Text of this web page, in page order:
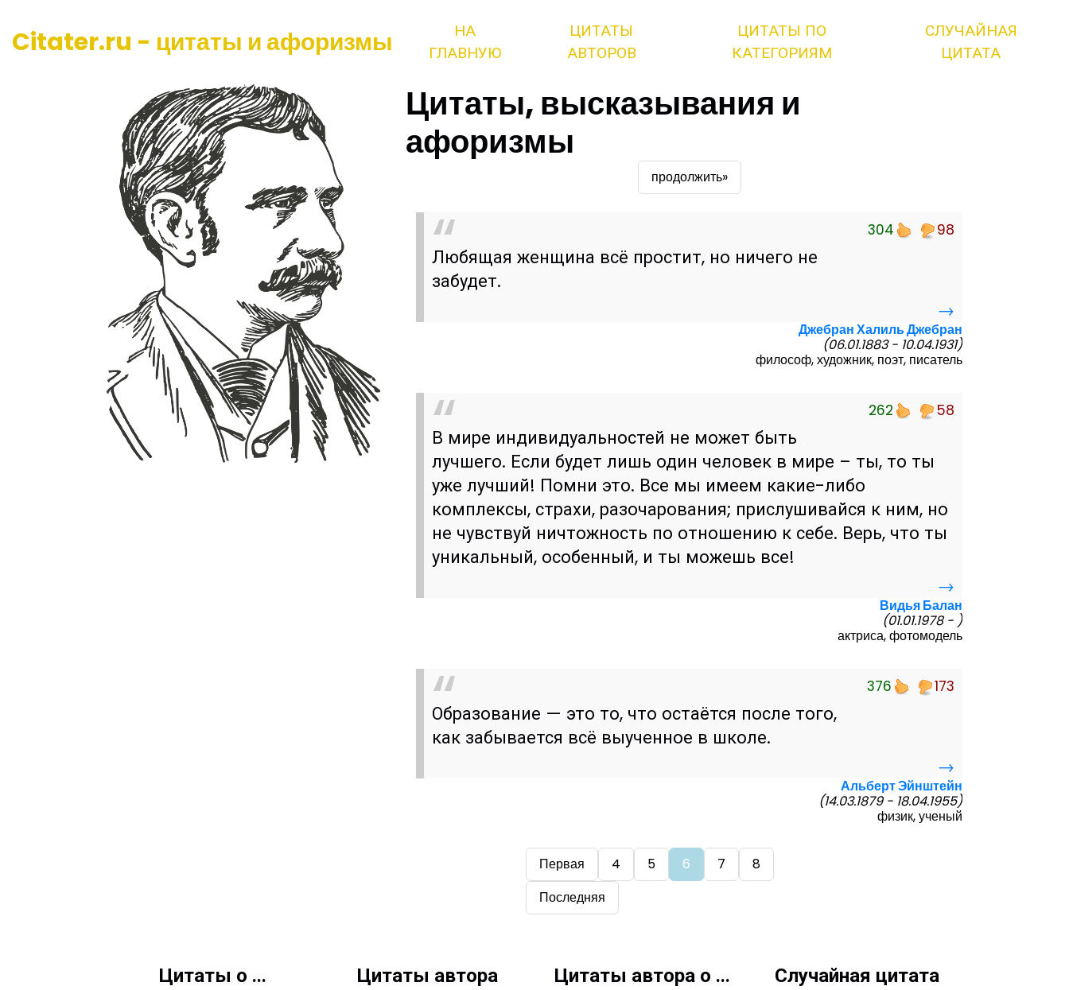
Citater.ru - цитаты и афоризмы
НА
ГЛАВНУЮ
ЦИТАТЫ
АВТОРОВ
ЦИТАТЫ ПО
КАТЕГОРИЯМ
СЛУЧАЙНАЯ
ЦИТАТА
Цитаты, высказывания и
афоризмы
продолжить»
304 98
Любящая женщина всё простит, но ничего не
забудет.
→
Джебран Халиль Джебран
(06.01.1883 - 10.04.1931)
философ, художник, поэт, писатель
262 58
В мире индивидуальностей не может быть
лучшего. Если будет лишь один человек в мире – ты, то ты
уже лучший! Помни это. Все мы имеем какие-либо
комплексы, страхи, разочарования; прислушивайся к ним, но
не чувствуй ничтожность по отношению к себе. Верь, что ты
уникальный, особенный, и ты можешь все!
→
Видья Балан
(01.01.1978 - )
актриса, фотомодель
376 173
Образование — это то, что остаётся после того,
как забывается всё выученное в школе.
→
Альберт Эйнштейн
(14.03.1879 - 18.04.1955)
физик, ученый
Первая 4 5 6 7
8
Последняя
Цитаты о ... Цитаты автора Цитаты автора о ... Случайная цитата